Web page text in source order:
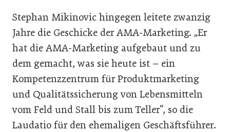
Stephan Mikinovic hingegen leitete zwanzig
Jahre die Geschicke der AMA-Marketing. „Er
hat die AMA-Marketing aufgebaut und zu
dem gemacht, was sie heute ist – ein
Kompetenzzentrum für Produktmarketing
und Qualitätssicherung von Lebensmitteln
vom Feld und Stall bis zum Teller“, so die
Laudatio für den ehemaligen Geschäftsführer.